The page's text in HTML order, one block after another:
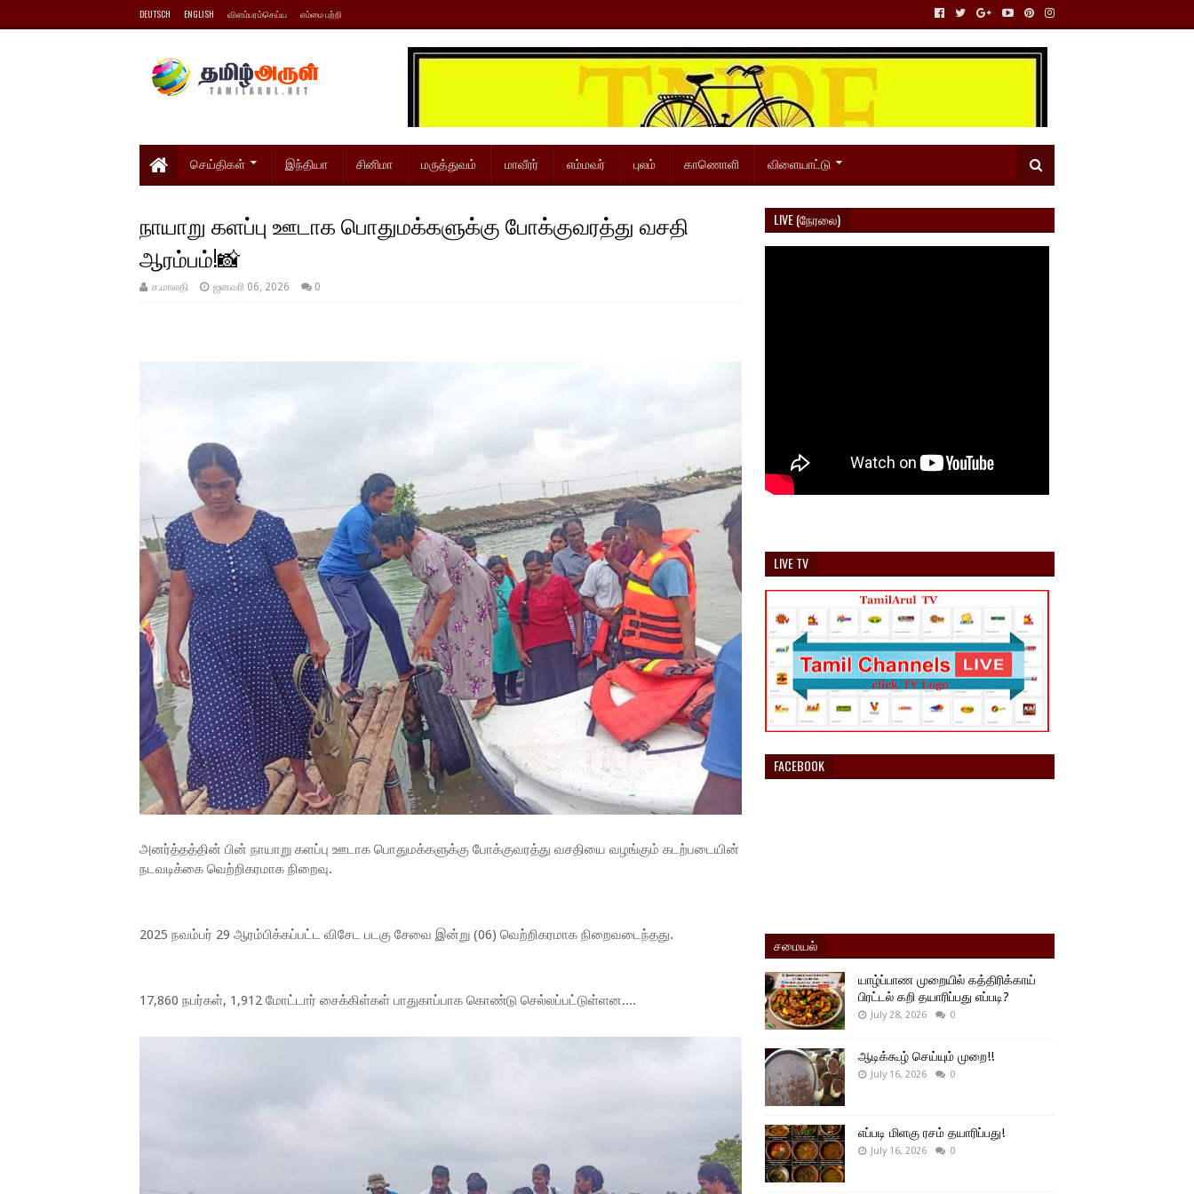
DEUTSCH ENGLISH விளம்பரம்செய்ய எம்மை பற்றி
செய்திகள் இந்தியா சினிமா மருத்துவம் மாவீரர் எம்மவர் புலம் காணொளி விளையாட்டு
நாயாறு களப்பு ஊடாக பொதுமக்களுக்கு போக்குவரத்து வசதி
ஆரம்பம்!📸
ச.மாலதி ஜனவரி 06, 2026 0
அனர்த்தத்தின் பின் நாயாறு களப்பு ஊடாக பொதுமக்களுக்கு போக்குவரத்து வசதியை வழங்கும் கடற்படையின்
நடவடிக்கை வெற்றிகரமாக நிறைவு.
2025 நவம்பர் 29 ஆரம்பிக்கப்பட்ட விசேட படகு சேவை இன்று (06) வெற்றிகரமாக நிறைவடைந்தது.
17,860 நபர்கள், 1,912 மோட்டார் சைக்கிள்கள் பாதுகாப்பாக கொண்டு செல்லப்பட்டுள்ளன....
LIVE (நேரலை)
LIVE TV
FACEBOOK
சமையல்
யாழ்ப்பாண முறையில் கத்திரிக்காய்
பிரட்டல் கறி தயாரிப்பது எப்படி?
July 28, 2026 0
ஆடிக்கூழ் செய்யும் முறை!!
July 16, 2026 0
எப்படி மிளகு ரசம் தயாரிப்பது!
July 16, 2026 0